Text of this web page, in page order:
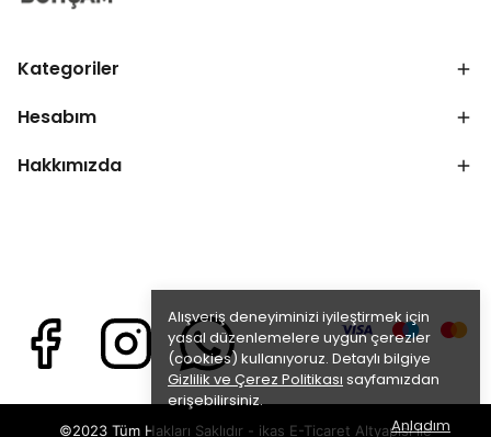
Alışveriş deneyiminizi iyileştirmek için
yasal düzenlemelere uygun çerezler
(cookies) kullanıyoruz. Detaylı bilgiye
Gizlilik ve Çerez Politikası sayfamızdan
erişebilirsiniz.
Anladım
Kategoriler
Hesabım
Hakkımızda
©2023 Tüm Hakları Saklıdır - ikas E-Ticaret Altyapısı ile